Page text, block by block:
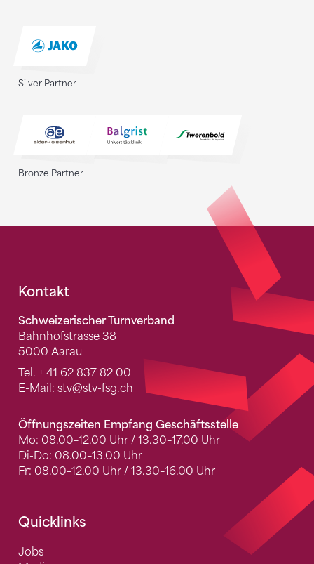
Silver Partner
Bronze Partner
Fusszeile
Kontakt
Schweizerischer Turnverband
Bahnhofstrasse 38
5000 Aarau
Tel. + 41 62 837 82 00
E-Mail: stv@stv-fsg.ch
Öffnungszeiten Empfang Geschäftsstelle
Mo: 08.00–12.00 Uhr / 13.30–17.00 Uhr
Di-Do: 08.00–13.00 Uhr
Fr: 08.00–12.00 Uhr / 13.30–16.00 Uhr
Quicklinks
Jobs